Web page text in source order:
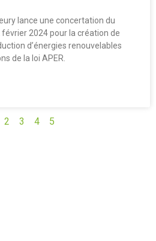
lance une concertation du
2024 pour la création de
d’énergies renouvelables
de la loi APER.
2 3 4 5